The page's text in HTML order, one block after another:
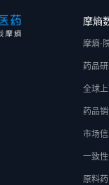
摩熵
摩熵·
药品
全球
药品
市场
一致
原料药